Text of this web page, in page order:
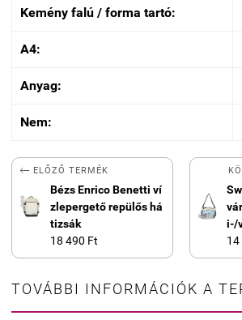
Kemény falú / forma tartó:
A4:
Anyag:
Nem:
 ELŐZŐ TERMÉK
Bézs Enrico Benetti ví
zlepergető repülős há
tizsák
18 490 Ft
i-/
14
TOVÁBBI INFORMÁCIÓK A